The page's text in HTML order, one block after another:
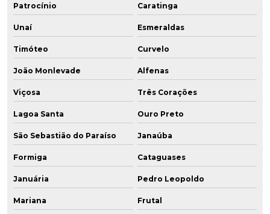
Patrocínio Caratinga
Unaí Esmeraldas
Timóteo Curvelo
João Monlevade Alfenas
Viçosa Três Corações
Lagoa Santa Ouro Preto
São Sebastião do Paraíso Janaúba
Formiga Cataguases
Januária Pedro Leopoldo
Mariana Frutal